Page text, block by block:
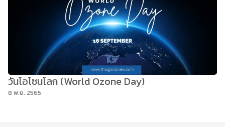
วันโอโซนโลก (World Ozone Day)
8 พ.ย. 2565